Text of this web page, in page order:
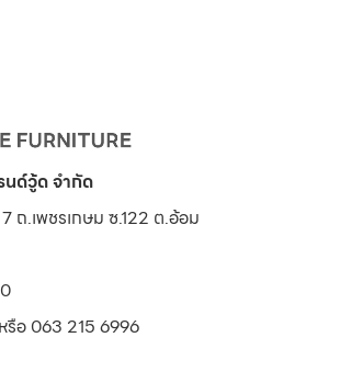
นด์วู้ด จำกัด
ถ.เพชรเกษม ซ.122 ต.อ้อม
รือ 063 215 6996